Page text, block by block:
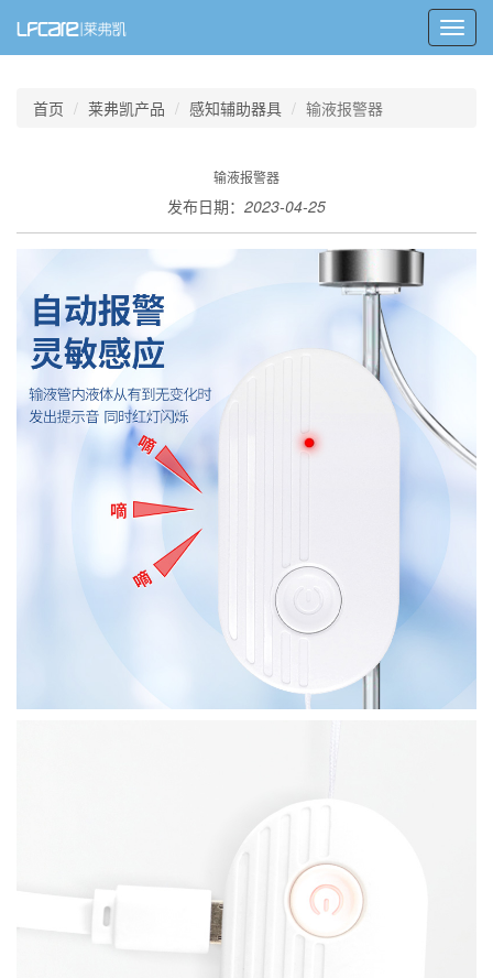
首页 莱弗凯产品 感知辅助器具 输液报警器
输液报警器
发布日期： 2023-04-25